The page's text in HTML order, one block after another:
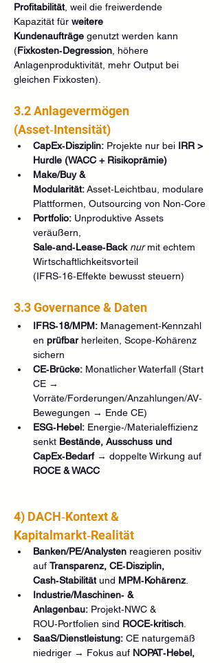
Profitabilität, weil die freiwerdende
Kapazität für weitere
Kundenaufträge genutzt werden kann
(Fixkosten‑Degression , höhere
Anlagenproduktivität, mehr Output bei
gleichen Fixkosten).
3.2 Anlagevermögen
(Asset‑Intensität)
CapEx‑Disziplin: Projekte nur bei IRR >
Hurdle (WACC + Risikoprämie)
Make/Buy &
Modularität: Asset‑Leichtbau, modulare
Plattformen, Outsourcing von Non‑Core
Portfolio: Unproduktive Assets
veräußern,
Sale‑and‑Lease‑Back nur mit echtem
Wirtschaftlichkeitsvorteil
(IFRS‑16‑Effekte bewusst steuern)
3.3 Governance & Daten
IFRS‑18/MPM: Management‑Kennzahl
en prüfbar herleiten, Scope‑Kohärenz
sichern
CE‑Brücke: Monatlicher Waterfall (Start
CE →
Vorräte/Forderungen/Anzahlungen/AV‑
Bewegungen → Ende CE)
ESG‑Hebel: Energie‑/Materialeffizienz
senkt Bestände, Ausschuss und
CapEx‑Bedarf → doppelte Wirkung auf
ROCE & WACC
4) DACH‑Kontext &
Kapitalmarkt‑Realität
Banken/PE/Analysten reagieren positiv
auf Transparenz, CE‑Disziplin,
Cash‑Stabilität und MPM‑Kohärenz
Industrie/Maschinen‑ &
Anlagenbau: Projekt‑NWC &
ROU‑Portfolien sind ROCE‑kritisch
SaaS/Dienstleistung: CE naturgemäß
niedriger → Fokus auf NOPAT‑Hebel,